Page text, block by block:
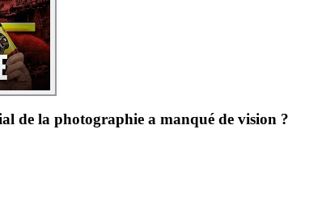
de la photographie a manqué de vision ?